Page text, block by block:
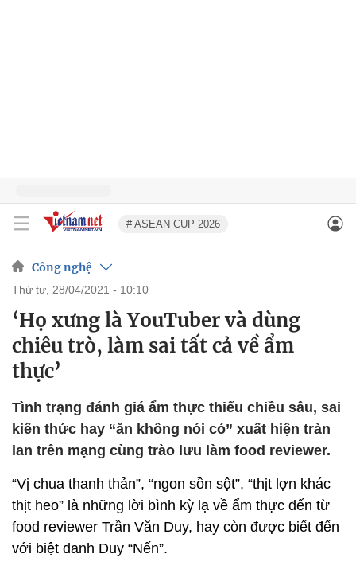
# ASEAN CUP 2026
Công nghệ
thứ tư, 28/04/2021 - 10:10
‘Họ xưng là YouTuber và dùng
chiêu trò, làm sai tất cả về ẩm
thực’
Tình trạng đánh giá ẩm thực thiếu chiều sâu, sai
kiến thức hay “ăn không nói có” xuất hiện tràn
lan trên mạng cùng trào lưu làm food reviewer.
“Vị chua thanh thản”, “ngon sồn sột”, “thịt lợn khác
thịt heo” là những lời bình kỳ lạ về ẩm thực đến từ
food reviewer Trần Văn Duy, hay còn được biết đến
với biệt danh Duy “Nến”.